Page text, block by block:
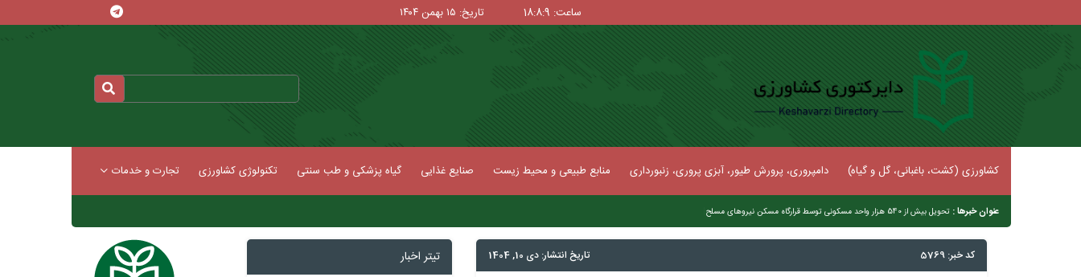
ساعت: 18:8:10 تاریخ: ۱۵ بهمن ۱۴۰۴
کشاورزی (کشت، باغبانی، گل و گیاه) دامپروری، پرورش طیور، آبزی پروری، زنبورداری منابع طبیعی و محیط زیست صنایع غذایی گیاه پزشکی و طب سنتی تکنولوژی کشاورزی تجارت و خدمات
عنوان خبرها : تحویل بیش از 540 هزار واحد مسکونی توسط قرارگاه مسکن نیروهای مسلح
کد خبر: 5769 تاریخ انتشار: دی 10, 1404
تیتر اخبار